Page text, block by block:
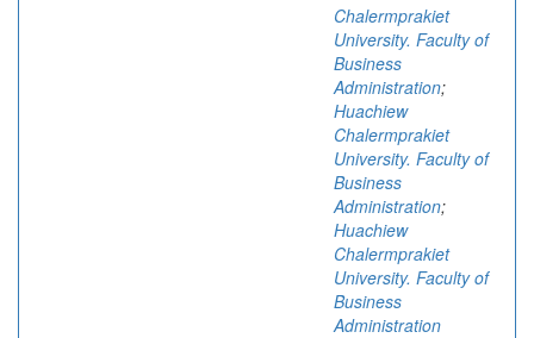
Chalermprakiet
University. Faculty of
Business
Administration;
Huachiew
Chalermprakiet
University. Faculty of
Business
Administration;
Huachiew
Chalermprakiet
University. Faculty of
Business
Administration